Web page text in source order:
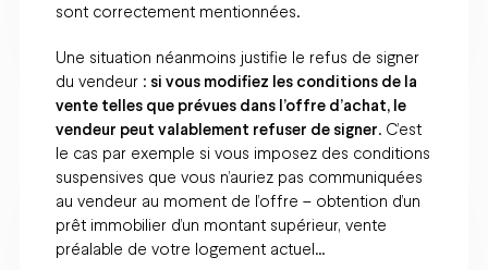
sont correctement mentionnées.
Une situation néanmoins justifie le refus de signer
du vendeur : si vous modifiez les conditions de la
vente telles que prévues dans l’offre d’achat, le
vendeur peut valablement refuser de signer. C’est
le cas par exemple si vous imposez des conditions
suspensives que vous n’auriez pas communiquées
au vendeur au moment de l’offre – obtention d’un
prêt immobilier d’un montant supérieur, vente
préalable de votre logement actuel…